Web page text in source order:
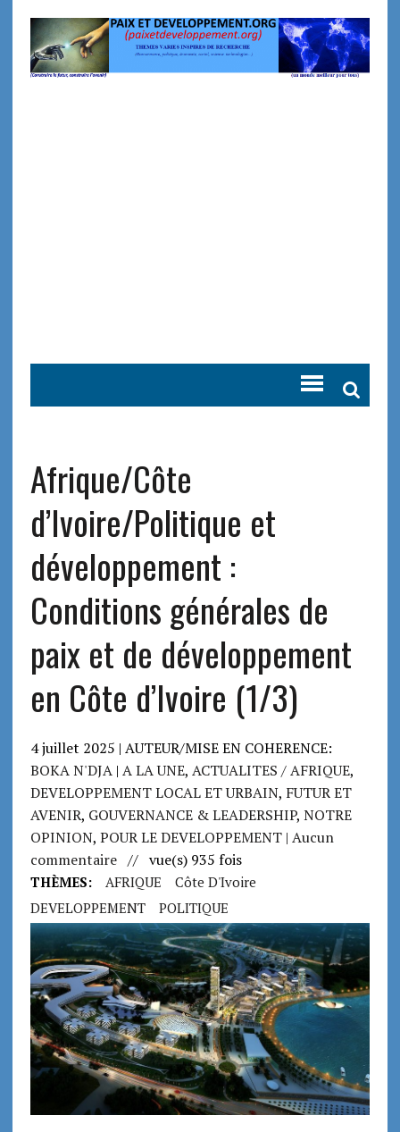
Afrique/Côte
d’Ivoire/Politique et
développement :
Conditions générales de
paix et de développement
en Côte d’Ivoire (1/3)
4 juillet 2025 | AUTEUR/MISE EN COHERENCE:
BOKA N'DJA| A LA UNE, ACTUALITES / AFRIQUE,
DEVELOPPEMENT LOCAL ET URBAIN, FUTUR ET
AVENIR, GOUVERNANCE & LEADERSHIP, NOTRE
OPINION, POUR LE DEVELOPPEMENT| Aucun
commentaire// vue(s) 935 fois
THÈMES: AFRIQUE
Côte D'Ivoire
DEVELOPPEMENT
POLITIQUE